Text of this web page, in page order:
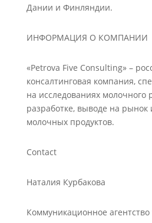
Дании и Финляндии.
ИНФОРМАЦИЯ О КОМПАНИИ
«Petrova Five Consulting» –
консалтинговая компания,
на исследованиях молочного
разработке, выводе на рынок
молочных продуктов.
Contact
Наталия Курбакова
Коммуникационное